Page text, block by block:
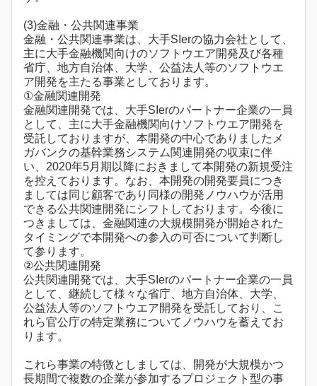
(3)金融・公共関連事業
金融・公共関連事業は、大手SIerの協力会社として、
主に大手金融機関向けのソフトウエア開発及び各種
省庁、地方自治体、大学、公益法人等のソフトウエ
ア開発を主たる事業としております。
①金融関連開発
金融関連開発では、大手SIerのパートナー企業の一員
として、主に大手金融機関向けソフトウエア開発を
受託しておりますが、本開発の中心でありましたメ
ガバンクの基幹業務システム関連開発の収束に伴
い、2020年5月期以降におきまして本開発の新規受注
を控えております。なお、本開発の開発要員につき
ましては同じ顧客であり同様の開発ノウハウが活用
できる公共関連開発にシフトしております。今後に
つきましては、金融関連の大規模開発が開始された
タイミングで本開発への参入の可否について判断し
て参ります。
②公共関連開発
公共関連開発では、大手SIerのパートナー企業の一員
として、継続して様々な省庁、地方自治体、大学、
公益法人等のソフトウエア開発を受託しており、こ
れら官公庁の特定業務についてノウハウを蓄えてお
ります。
これら事業の特徴としましては、開発が大規模かつ
長期間で複数の企業が参加するプロジェクト型の事